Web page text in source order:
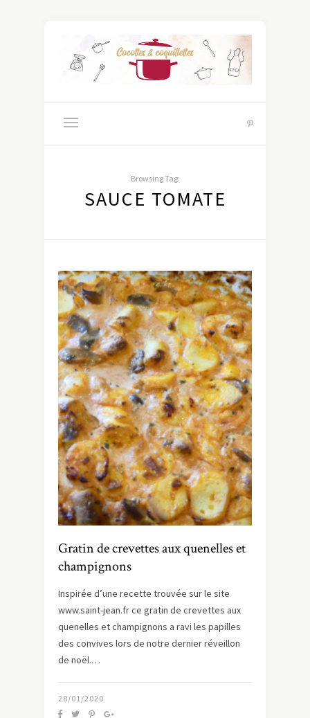
Browsing Tag:
SAUCE TOMATE
Gratin de crevettes aux quenelles et
champignons
Inspirée d’une recette trouvée sur le site
www.saint-jean.fr ce gratin de crevettes aux
quenelles et champignons a ravi les papilles
des convives lors de notre dernier réveillon
de noël.…
28/01/2020